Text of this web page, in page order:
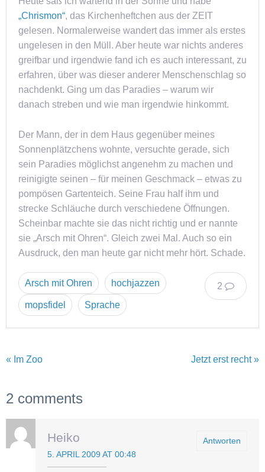
„Chrismon“, das Kirchenheftchen aus der ZEIT
gelesen. Normalerweise wandert das immer als erstes
ungelesen in den Müll. Aber heute war nichts anderes
greifbar und irgendwie fand ich es auch interessant, zu
erfahren, über was dieser anderer Menschenschlag so
nachdenkt. Ging um das Paradies – warum wir
danach streben und wie man irgendwie hinkommt.
Der Mann, der in dem Haus gegenüber meines
Sonnenplätzchens wohnte, versuchte gerade, sich
sein Paradies möglichst angenehm zu machen und
reinigigte seinen – für meinen Geschmack – etwas zu
pompösen Gartenteich. Seine Frau half ihm und
strecke Schläuche durch verschiedene Öffnungen.
Scheinbar machte sie das nicht richtig und er nannte
sie „Arsch mit Ohren“. Gleich zwei Mal. Auch so ein
Ausdruck, den man heute gar nicht mehr hört. Schade.
2
Arsch mit Ohren hochjazzen
mopsfidel Sprache
« Im Zoo Jetzt erst recht »
2 comments
Antworten
Heiko
5. APRIL 2009 AT 00:48